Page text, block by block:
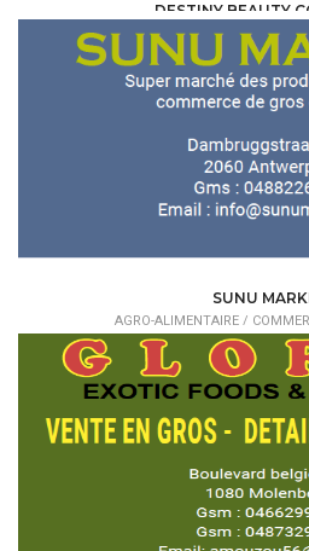
DESTINY BEAUTY
AGRO-ALIMENTAIRE /
SUNU
AGRO-ALIMENTAIRE /